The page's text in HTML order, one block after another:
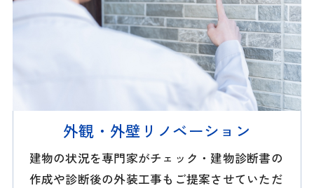
外観・外壁リノベーション
建物の状況を専門家がチェック・建物診断書の
作成や診断後の外装工事もご提案させていただ